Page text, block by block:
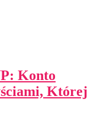
Konto
Której